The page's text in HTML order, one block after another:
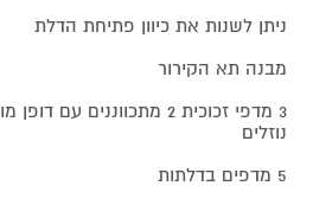
ניתן לשנות את כיוון פתיחת הדלת
מבנה תא הקירור
3 מדפי זכוכית 2 מתכווננים
נוזלים
5 מדפים בדלתות